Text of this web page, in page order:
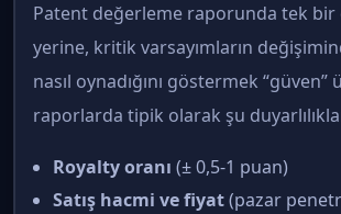
Patent değerleme raporunda tek bir
yerine, kritik varsayımların
nasıl oynadığını göstermek “güven”
raporlarda tipik olarak şu
Royalty oranı (± 0,5-1 puan)
Satış hacmi ve fiyat(pazar